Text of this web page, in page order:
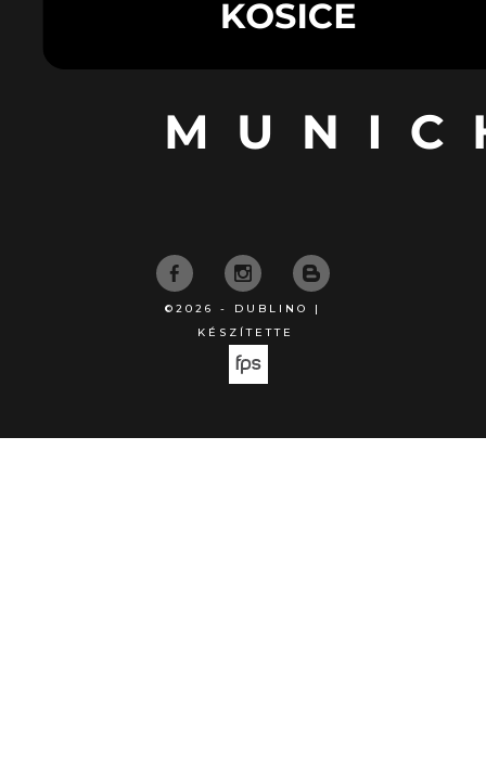
©2026 - DUBLINO |
KÉSZÍTETTE